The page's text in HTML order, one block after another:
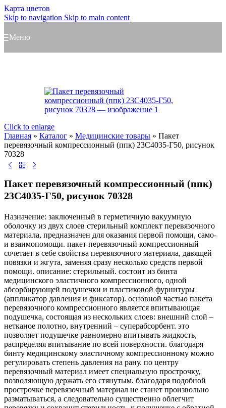
Карта цветов
Skip to navigation Skip to main content
Меню
Click to enlarge
Главная » Каталог » Медицинские товары » Пакет
перевязочный компрессионный (ппк) 23С4035-Г50, рисунок
70328
Пакет перевязочный компрессионный (ппк)
23С4035-Г50, рисунок 70328
Назначение: заключенный в герметичную вакуумную
оболочку из двух слоев стерильный комплект перевязочного
материала, предназначен для оказания первой помощи, само-
и взаимопомощи. пакет перевязочный компрессионный
сочетает в себе свойства перевязочного материала, давящей
повязки и жгута, заменяя сразу несколько средств первой
помощи. описание: стерильный. состоит из бинта
медицинского эластичного компрессионного, одной
абсорбирующей подушечки и пластиковой фурнитуры
(аппликатор давления и фиксатор). основной частью пакета
перевязочного компрессионного является впитывающая
подушечка, состоящая из нескольких слоев: внешний слой –
нетканое полотно, внутренний – суперабсорбент. это
позволяет подушечке равномерно впитывать жидкость,
распределяя впитывание по всей поверхности. благодаря
бинту медицинскому эластичному компрессионному можно
регулировать степень давления на рану. по центру
перевязочный материал имеет специальную прострочку,
позволяющую держать его стянутым. благодаря подобной
прострочке перевязочный материал не станет произвольно
разматываться, а следовательно существенно облегчит